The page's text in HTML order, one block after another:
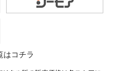
はコチラ